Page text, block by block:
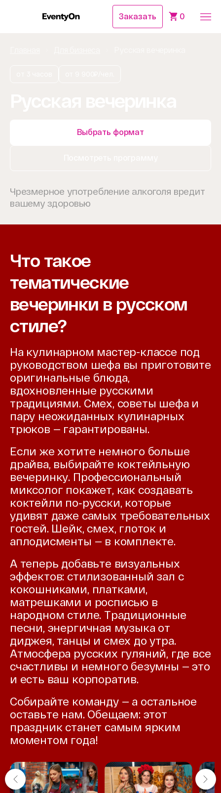
Заказать 0
Выбрать формат
Чрезмерное употребление алкоголя вредит
вашему здоровью
Что такое
тематические
вечеринки в русском
стиле?
На кулинарном мастер-классе под
руководством шефа вы приготовите
оригинальные блюда,
вдохновленные русскими
традициями. Смех, советы шефа и
пару неожиданных кулинарных
трюков — гарантированы.
Если же хотите немного больше
драйва, выбирайте коктейльную
вечеринку. Профессиональный
миксолог покажет, как создавать
коктейли по‑русски, которые
удивят даже самых требовательных
гостей. Шейк, смех, глоток и
аплодисменты — в комплекте.
А теперь добавьте визуальных
эффектов: стилизованный зал с
кокошниками, платками,
матрешками и росписью в
народном стиле. Традиционные
песни, энергичная музыка от
диджея, танцы и смех до утра.
Атмосфера русских гуляний, где все
счастливы и немного безумны — это
и есть ваш корпоратив.
Собирайте команду — а остальное
оставьте нам. Обещаем: этот
праздник станет самым ярким
моментом года!